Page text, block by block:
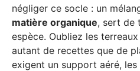
négliger ce socle : un
matière organique, sert de
espèce. Oubliez les
autant de recettes que de
exigent un support aéré,